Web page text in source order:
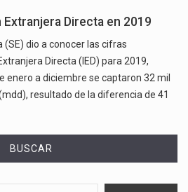
Extranjera Directa en 2019
dio a conocer las cifras
Directa (IED) para 2019,
enero a diciembre se captaron 32 mil
resultado de la diferencia de 41
BUSCAR